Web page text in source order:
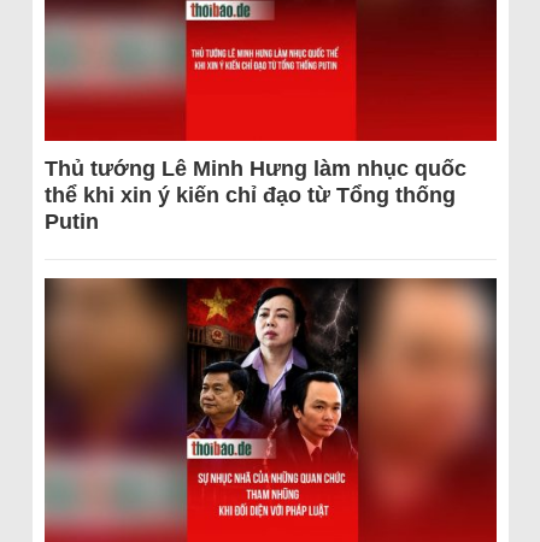
Thủ tướng Lê Minh Hưng làm nhục quốc
thể khi xin ý kiến chỉ đạo từ Tổng thống
Putin